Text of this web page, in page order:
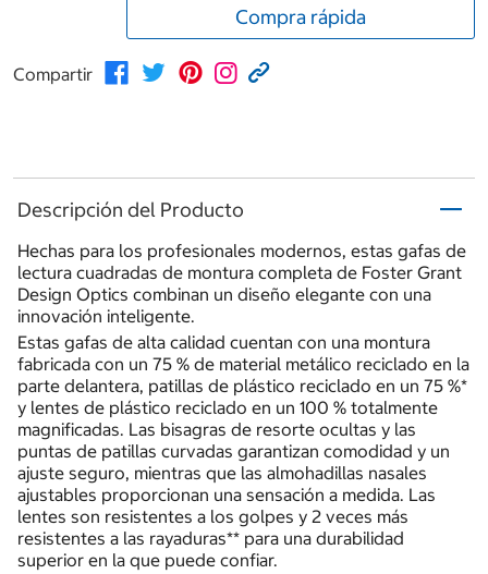
Compra rápida
Compartir
Descripción del Producto
Hechas para los profesionales modernos, estas gafas de
lectura cuadradas de montura completa de Foster Grant
Design Optics combinan un diseño elegante con una
innovación inteligente.
Estas gafas de alta calidad cuentan con una montura
fabricada con un 75 % de material metálico reciclado en la
parte delantera, patillas de plástico reciclado en un 75 %*
y lentes de plástico reciclado en un 100 % totalmente
magnificadas. Las bisagras de resorte ocultas y las
puntas de patillas curvadas garantizan comodidad y un
ajuste seguro, mientras que las almohadillas nasales
ajustables proporcionan una sensación a medida. Las
lentes son resistentes a los golpes y 2 veces más
resistentes a las rayaduras** para una durabilidad
superior en la que puede confiar.